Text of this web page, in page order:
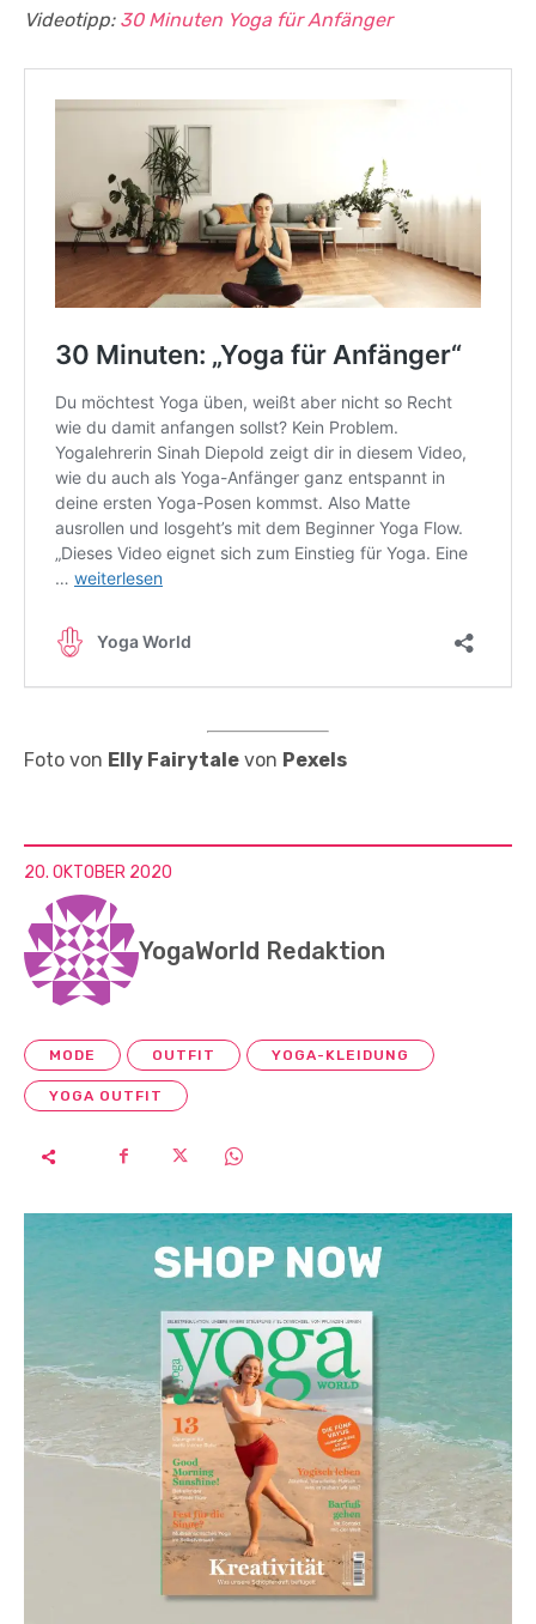
Videotipp: 30 Minuten Yoga für Anfänger
Foto von Elly Fairytale von Pexels
20. OKTOBER 2020
YogaWorld Redaktion
MODE OUTFIT YOGA-KLEIDUNG
YOGA OUTFIT